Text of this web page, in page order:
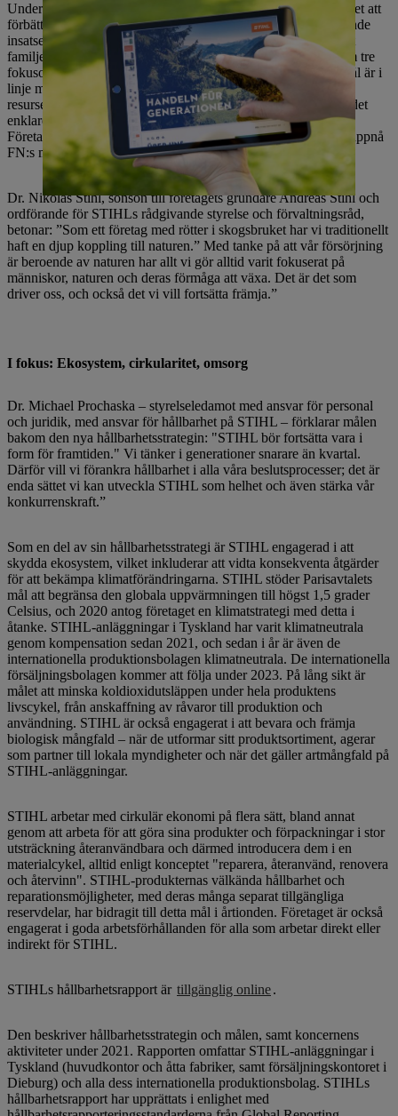
Under 2021 utvecklade STIHL en hållbarhetsstrategi med målet att
förbättra sin tidigare hållbarhetspolicy, befästa sina hittillsvarande
insatser och avsevärt intensifiera sina pågående aktiviteter. Det
familjeägda företaget har satt upp ambitiösa mål för 2030 inom tre
fokusområden – ekosystem, cirkularitet och omsorg. Dessa mål är i
linje med avsikten att STIHL ska bli klimatneutralt, mer
resurseffektivt och fortsätta att arbeta rättvist eftersom det gör det
enklare för människor att arbeta i och med naturen i framtiden.
Företaget strävar också efter att göra ett mätbart bidrag till att uppnå
FN:s mål för hållbar utveckling.
Dr. Nikolas Stihl, sonson till företagets grundare Andreas Stihl och
ordförande för STIHLs rådgivande styrelse och förvaltningsråd,
betonar: ”Som ett företag med rötter i skogsbruket har vi traditionellt
haft en djup koppling till naturen.” Med tanke på att vår försörjning
är beroende av naturen har allt vi gör alltid varit fokuserat på
människor, naturen och deras förmåga att växa. Det är det som
driver oss, och också det vi vill fortsätta främja.”
I fokus: Ekosystem, cirkularitet, omsorg
Dr. Michael Prochaska – styrelseledamot med ansvar för personal
och juridik, med ansvar för hållbarhet på STIHL – förklarar målen
bakom den nya hållbarhetsstrategin: "STIHL bör fortsätta vara i
form för framtiden." Vi tänker i generationer snarare än kvartal.
Därför vill vi förankra hållbarhet i alla våra beslutsprocesser; det är
enda sättet vi kan utveckla STIHL som helhet och även stärka vår
konkurrenskraft.”
Som en del av sin hållbarhetsstrategi är STIHL engagerad i att
skydda ekosystem, vilket inkluderar att vidta konsekventa åtgärder
för att bekämpa klimatförändringarna. STIHL stöder Parisavtalets
mål att begränsa den globala uppvärmningen till högst 1,5 grader
Celsius, och 2020 antog företaget en klimatstrategi med detta i
åtanke. STIHL-anläggningar i Tyskland har varit klimatneutrala
genom kompensation sedan 2021, och sedan i år är även de
internationella produktionsbolagen klimatneutrala. De internationella
försäljningsbolagen kommer att följa under 2023. På lång sikt är
målet att minska koldioxidutsläppen under hela produktens
livscykel, från anskaffning av råvaror till produktion och
användning. STIHL är också engagerat i att bevara och främja
biologisk mångfald – när de utformar sitt produktsortiment, agerar
som partner till lokala myndigheter och när det gäller artmångfald på
STIHL-anläggningar.
STIHL arbetar med cirkulär ekonomi på flera sätt, bland annat
genom att arbeta för att göra sina produkter och förpackningar i stor
utsträckning återanvändbara och därmed introducera dem i en
materialcykel, alltid enligt konceptet "reparera, återanvänd, renovera
och återvinn". STIHL-produkternas välkända hållbarhet och
reparationsmöjligheter, med deras många separat tillgängliga
reservdelar, har bidragit till detta mål i årtionden. Företaget är också
engagerat i goda arbetsförhållanden för alla som arbetar direkt eller
indirekt för STIHL.
STIHLs hållbarhetsrapport är tillgänglig online.
Den beskriver hållbarhetsstrategin och målen, samt koncernens
aktiviteter under 2021. Rapporten omfattar STIHL-anläggningar i
Tyskland (huvudkontor och åtta fabriker, samt försäljningskontoret i
Dieburg) och alla dess internationella produktionsbolag. STIHLs
hållbarhetsrapport har upprättats i enlighet med